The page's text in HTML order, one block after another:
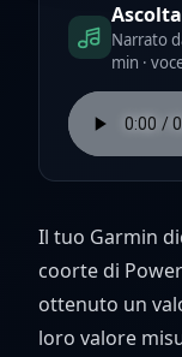
Narrato
min ·
Il tuo Garmin
coorte di
ottenuto un
loro valore